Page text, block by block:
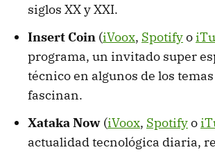
siglos XX y XXI.
Insert Coin (iVoox, Spotifyo
programa, un invitado super
técnico en algunos de los
fascinan.
Xataka Now (iVoox, Spotifyo
actualidad tecnológica diaria,